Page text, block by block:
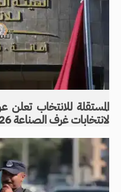
المستقلة للانتخاب
لانتخابات غرف الصناعة 2026